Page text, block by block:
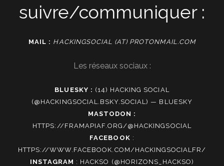
suivre/communiquer :
MAIL : HACKINGSOCIAL (AT) PROTONMAIL.COM
Les réseaux sociaux :
BLUESKY : (14) HACKING SOCIAL
(@HACKINGSOCIAL.BSKY.SOCIAL) — BLUESKY
MASTODON :
HTTPS://FRAMAPIAF.ORG/@HACKINGSOCIAL
FACEBOOK :
HTTPS://WWW.FACEBOOK.COM/HACKINGSOCIALFR/
INSTAGRAM : HACKSO (@HORIZONS_HACKSO)